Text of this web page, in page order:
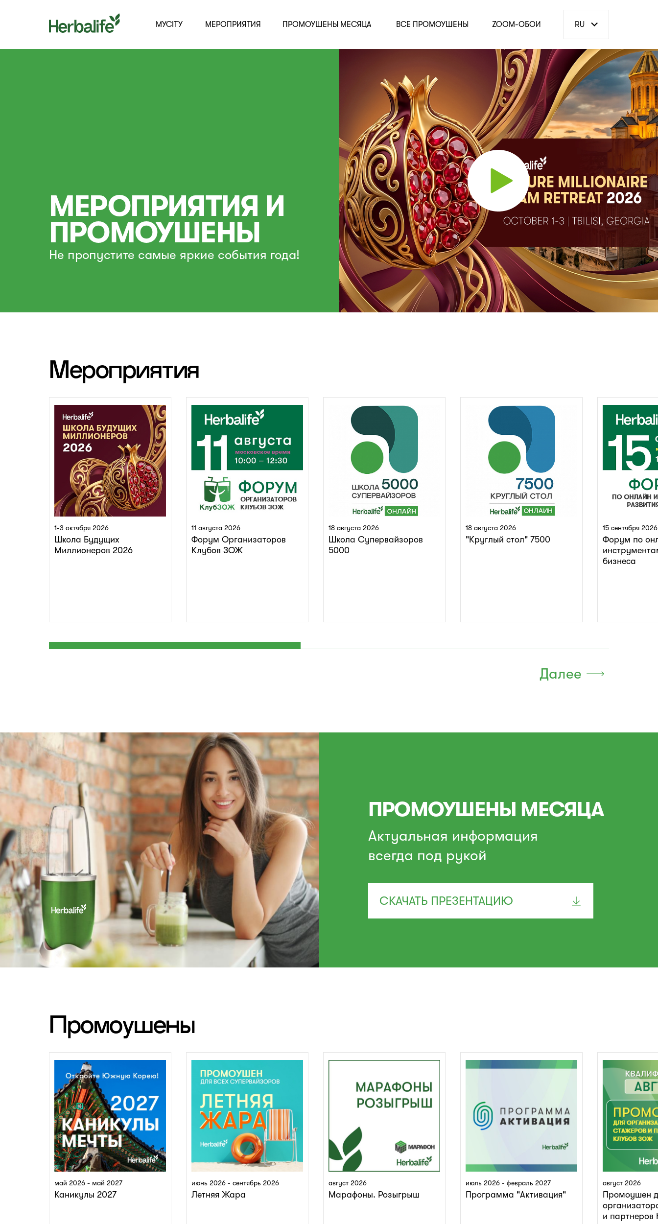
MYCITY МЕРОПРИЯТИЯ ПРОМОУШЕНЫ МЕСЯЦА ВСЕ ПРОМОУШЕНЫ ZOOM-ОБОИ RU
МЕРОПРИЯТИЯ И
ПРОМОУШЕНЫ
Не пропустите самые яркие события года!
Мероприятия
Школа Будущих
Миллионеров 2026
1-3 октября 2026
Форум Организаторов
Клубов ЗОЖ
11 августа 2026
Школа Супервайзоров
5000
18 августа 2026
"Круглый стол" 7500
18 августа 2026
Форум по
бизнеса
15 сентября 2026
Далее
ПРОМОУШЕНЫ МЕСЯЦА
Актуальная информация
всегда под рукой
СКАЧАТЬ ПРЕЗЕНТАЦИЮ
Промоушены
Каникулы 2027
май 2026 - май 2027
Летняя Жара
июнь 2026 - сентябрь 2026
Марафоны. Розыгрыш
август 2026
Программа "Активация"
июль 2026 - февраль 2027
Промоушен
и партнеров
август 2026